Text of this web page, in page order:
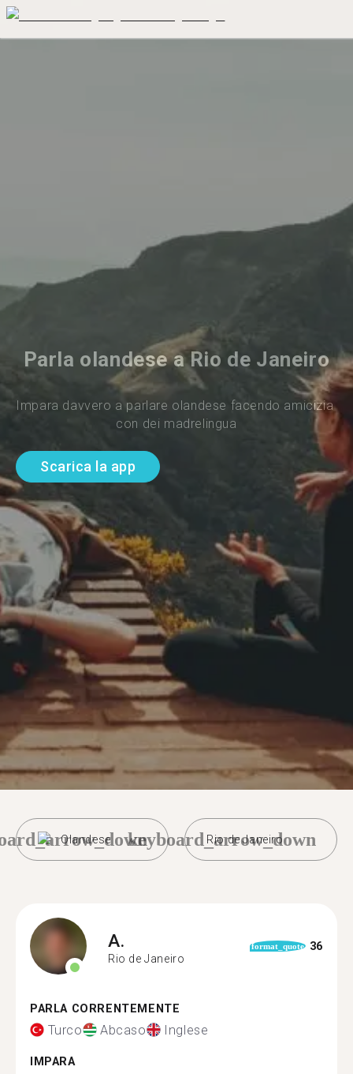
Parla olandese a Rio de Janeiro
Impara davvero a parlare olandese facendo amicizia
con dei madrelingua
Scarica la app
Olandese Rio de Janeiro
keyboard_arrow_down
A.
Rio de Janeiro
format_quote 36
PARLA CORRENTEMENTE
Turco Abcaso Inglese
IMPARA